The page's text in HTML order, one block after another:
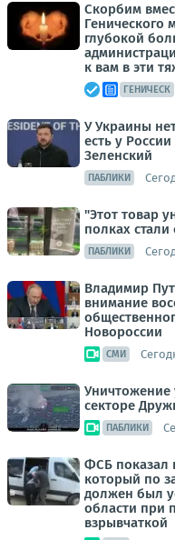
Скорбим
Генического
глубокой
к вам в эти
ГЕНИЧЕСК
У Украины
есть у
Зеленский
ПАБЛИКИ
"Этот товар
полках стали
ПАБЛИКИ
Владимир
внимание
Новороссии
СМИ
Уничтожение
секторе
ПАБЛИКИ
ФСБ показал
который по
должен был
области при
взрывчаткой